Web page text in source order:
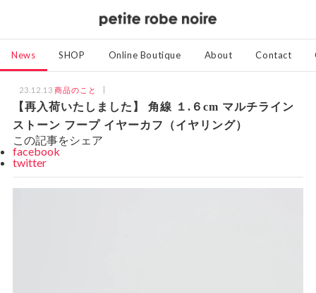
News SHOP Online Boutique About Contact
23.12.13 商品のこと
【再入荷いたしました】 角線 １.６cm マルチライン
ストーン フープ イヤーカフ（イヤリング）
この記事をシェア
facebook
twitter